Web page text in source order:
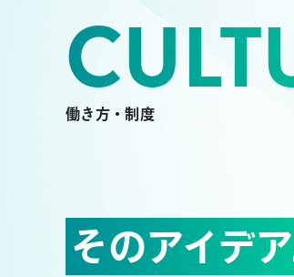
働き方・制度
そのアイデア